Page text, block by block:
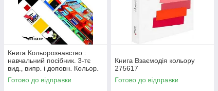
Книга Кольорознавство :
навчальний посібник. 3-тє
вид., випр. і доповн. Кольор.
вставки. Прищенко С.В.
303188
Готово до відправки
Книга Взаємодія кольору
275617
Готово до відправки